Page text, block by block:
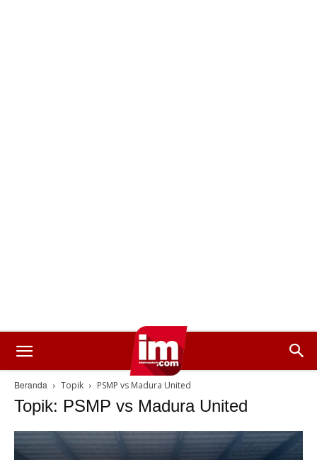
Beranda Topik PSMP vs Madura United
Topik: PSMP vs Madura United